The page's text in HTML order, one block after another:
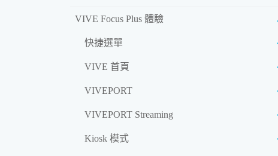
VIVE Focus Plus 體驗
快捷選單
VIVE 首頁
VIVEPORT
VIVEPORT Streaming
Kiosk 模式